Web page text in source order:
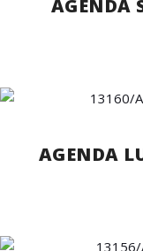
AGENDA
AGENDA